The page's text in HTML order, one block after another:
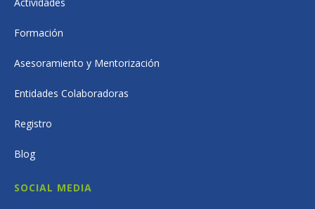
Actividades
Formación
Asesoramiento y Mentorización
Entidades Colaboradoras
Registro
Blog
SOCIAL MEDIA